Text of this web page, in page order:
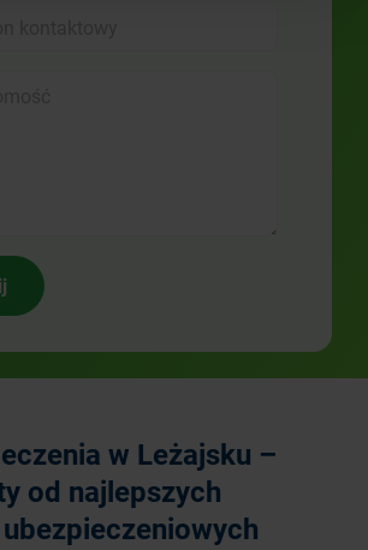
w Leżajsku –
od najlepszych